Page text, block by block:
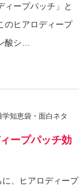
ィープパッチ」と
のヒアロディープ
酸シ…
学知恵袋・面白ネタ
ープパッチ効
、ヒアロディープ